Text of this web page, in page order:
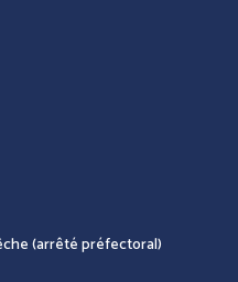
(arrêté préfectoral)